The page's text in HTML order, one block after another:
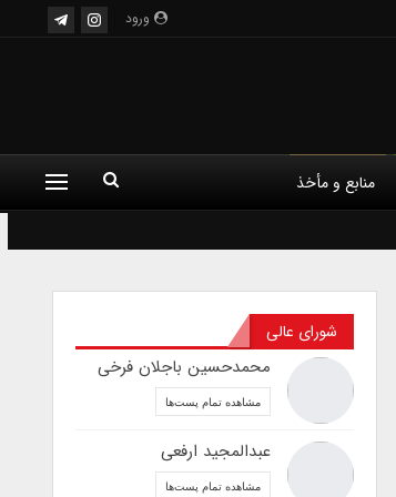
ورود
منابع و مأخذ
شورای عالی
محمدحسین باجلان فرخی
مشاهده تمام پست‌ها
عبدالمجید ارفعی
مشاهده تمام پست‌ها